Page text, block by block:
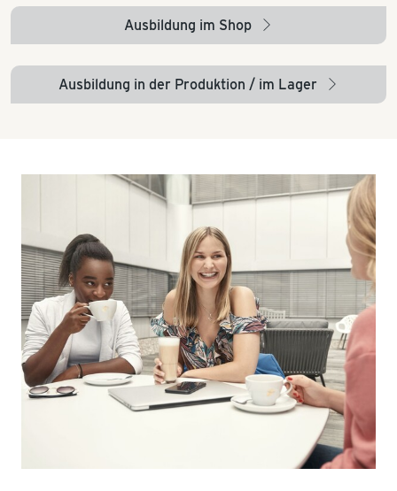
Ausbildung im Shop arrow_right
Ausbildung in der Produktion / im Lager arrow_right